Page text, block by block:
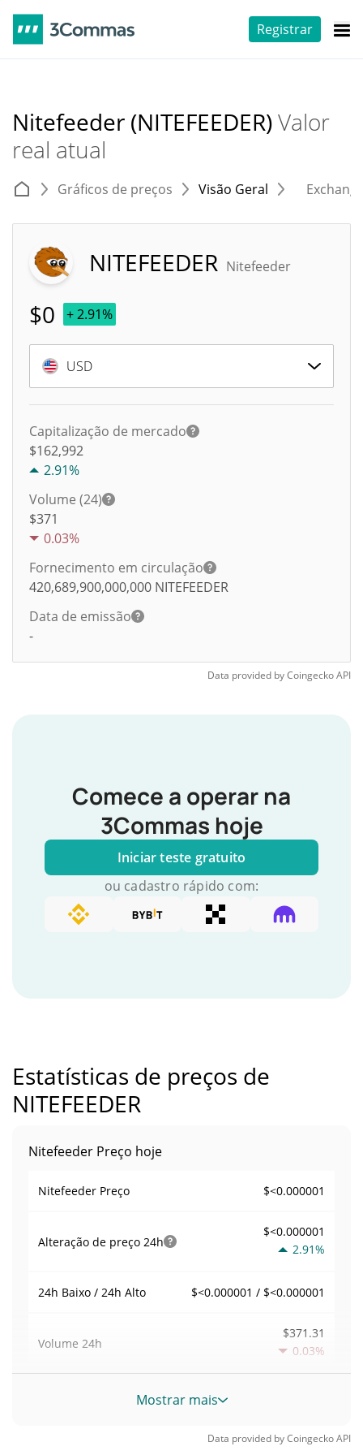
Registrar
Nitefeeder (NITEFEEDER)Valor
real atual
Gráficos de preços Visão Geral
NITEFEEDER Nitefeeder
$0 + 2.91%
USD
Capitalização de mercado
$162,992
2.91%
Volume (24)
$371
0.03%
Fornecimento em circulação
420,689,900,000,000 NITEFEEDER
Data de emissão
-
Data provided byCoingeckoAPI
Comece a operar na
3Commas hoje
Iniciar teste gratuito
ou cadastro rápido com:
Estatísticas de preços de
NITEFEEDER
Nitefeeder Preço hoje
Nitefeeder Preço $<0.000001
Alteração de preço 24h
$<0.000001
2.91%
24h Baixo / 24h Alto $<0.000001 / $<0.000001
Volume 24h
$371.31
0.03%
Volume / Limite deMostrar mais
Data provided byCoingeckoAPI